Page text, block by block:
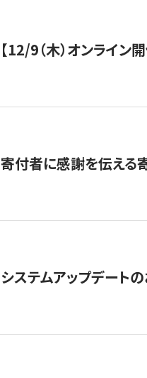
【12/9（木）オンライ
寄付者に感謝を伝える
システムアップデートの